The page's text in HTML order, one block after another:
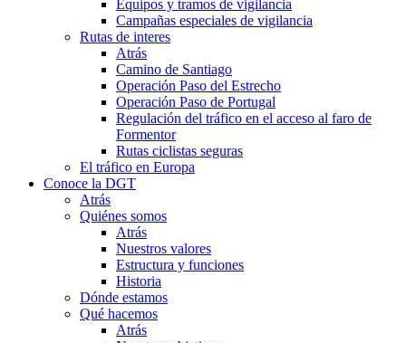
Equipos y tramos de vigilancia
Campañas especiales de vigilancia
Rutas de interes
Atrás
Camino de Santiago
Operación Paso del Estrecho
Operación Paso de Portugal
Regulación del tráfico en el acceso al faro de
Formentor
Rutas ciclistas seguras
El tráfico en Europa
Conoce la DGT
Atrás
Quiénes somos
Atrás
Nuestros valores
Estructura y funciones
Historia
Dónde estamos
Qué hacemos
Atrás